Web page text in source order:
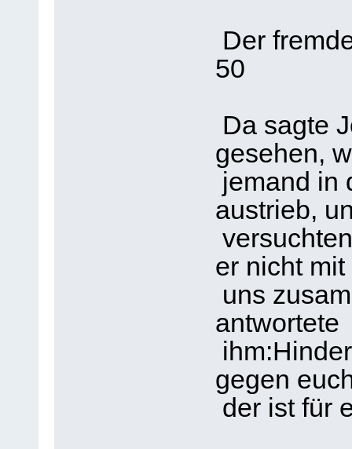
Der
50
Da sagte
gesehen,
jemand in
austrieb,
er nicht mit
uns
antwortete
gegen
der ist für